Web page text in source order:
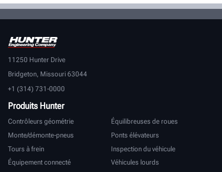
11250 Hunter Drive
Bridgeton, Missouri 63044
+1 (314) 731-0000
Produits Hunter
Contrôleurs géométrie
Équilibreuses de roues
Monte/démonte-pneus
Ponts élévateurs
Tours à frein
Inspection du véhicule
Équipement connecté
Véhicules lourds